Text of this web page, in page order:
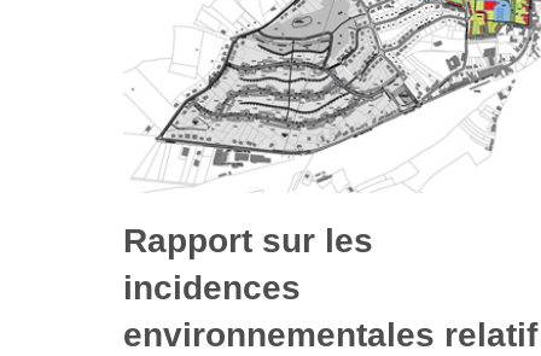
Rapport sur les
incidences
environnementales relatif